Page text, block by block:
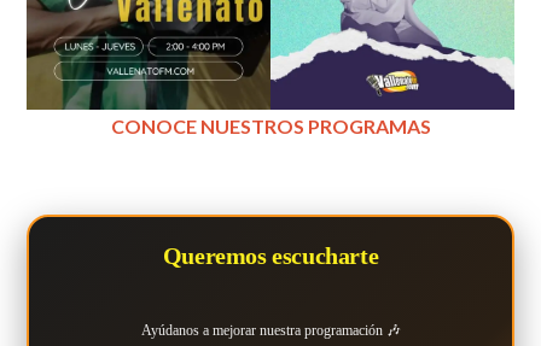
CONOCE NUESTROS PROGRAMAS
Queremos escucharte
Ayúdanos a mejorar nuestra programación 🎶